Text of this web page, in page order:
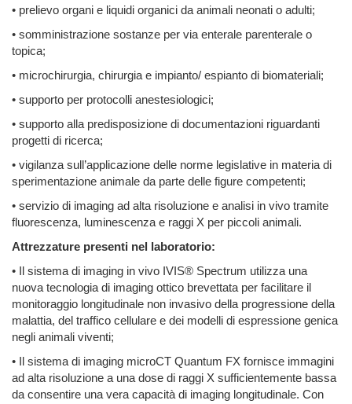
• prelievo organi e liquidi organici da animali neonati o adulti;
• somministrazione sostanze per via enterale parenterale o
topica;
• microchirurgia, chirurgia e impianto/ espianto di biomateriali;
• supporto per protocolli anestesiologici;
• supporto alla predisposizione di documentazioni riguardanti
progetti di ricerca;
• vigilanza sull’applicazione delle norme legislative in materia di
sperimentazione animale da parte delle figure competenti;
• servizio di imaging ad alta risoluzione e analisi in vivo tramite
fluorescenza, luminescenza e raggi X per piccoli animali.
Attrezzature presenti nel laboratorio:
• Il sistema di imaging in vivo IVIS® Spectrum utilizza una
nuova tecnologia di imaging ottico brevettata per facilitare il
monitoraggio longitudinale non invasivo della progressione della
malattia, del traffico cellulare e dei modelli di espressione genica
negli animali viventi;
• Il sistema di imaging microCT Quantum FX fornisce immagini
ad alta risoluzione a una dose di raggi X sufficientemente bassa
da consentire una vera capacità di imaging longitudinale. Con